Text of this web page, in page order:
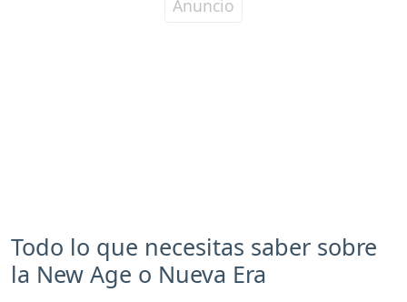
Todo lo que necesitas saber sobre
la New Age o Nueva Era